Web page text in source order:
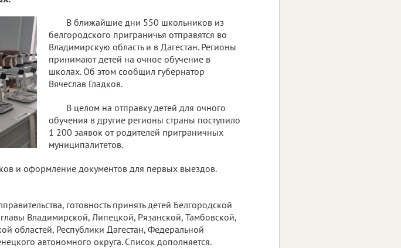
В ближайшие дни 550 школьников из
белгородского приграничья отправятся во
Владимирскую область и в Дагестан. Регионы
принимают детей на очное обучение в
школах. Об этом сообщил губернатор
Вячеслав Гладков.
В целом на отправку детей для очного
обучения в другие регионы страны поступило
1 200 заявок от родителей приграничных
муниципалитетов.
и оформление документов для первых выездов.
готовность принять детей Белгородской
Владимирской, Липецкой, Рязанской, Тамбовской,
областей, Республики Дагестан, Федеральной
автономного округа. Список дополняется.